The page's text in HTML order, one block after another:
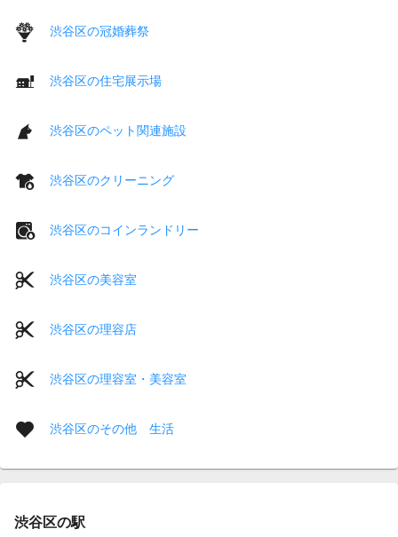
渋谷区の冠婚葬祭
渋谷区の住宅展示場
渋谷区のペット関連施設
渋谷区のクリーニング
渋谷区のコインランドリー
渋谷区の美容室
渋谷区の理容店
渋谷区の理容室・美容室
渋谷区のその他 生活
渋谷区の駅